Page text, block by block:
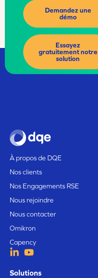
Demandez une
démo
Essayez
gratuitement notre
solution
À propos de DQE
Nos clients
Nos Engagements RSE
Nous rejoindre
Nous contacter
Omikron
Capency
Solutions